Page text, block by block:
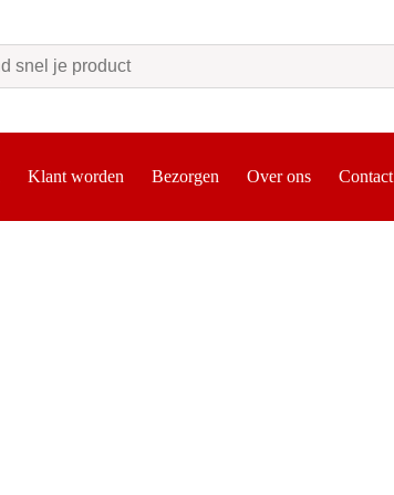
Klant worden Bezorgen Over ons Contact